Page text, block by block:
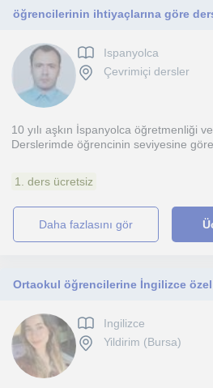
Ispanyolca
Çevrimiçi dersler
10 yılı aşkın İspanyolca öğretmenliği
Derslerimde öğrencinin seviyesine göre
1. ders ücretsiz
daha fazlasını gör
Ortaokul öğrencilerine İngilizce
Ingilizce
Yildirim (Bursa)